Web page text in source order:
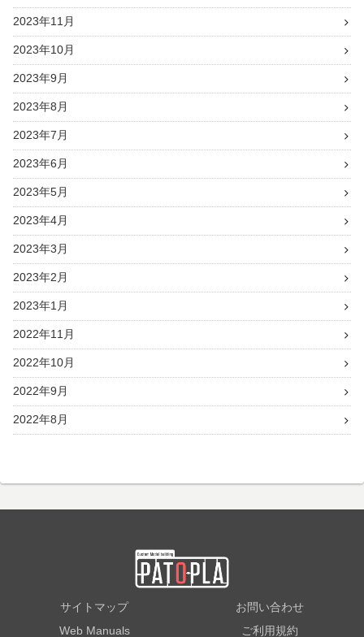
2023年11月
2023年10月
2023年9月
2023年8月
2023年7月
2023年6月
2023年5月
2023年4月
2023年3月
2023年2月
2023年1月
2022年11月
2022年10月
2022年9月
2022年8月
サイトマップ
お問い合わせ
Web Manuals
ご利用規約